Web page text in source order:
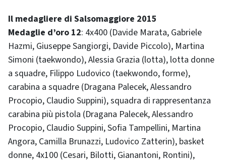
Il medagliere di Salsomaggiore 2015
Medaglie d’oro 12: 4x400 (Davide Marata, Gabriele
Hazmi, Giuseppe Sangiorgi, Davide Piccolo), Martina
Simoni (taekwondo), Alessia Grazia (lotta), lotta donne
a squadre, Filippo Ludovico (taekwondo, forme),
carabina a squadre (Dragana Palecek, Alessandro
Procopio, Claudio Suppini), squadra di rappresentanza
carabina più pistola (Dragana Palecek, Alessandro
Procopio, Claudio Suppini, Sofia Tampellini, Martina
Angora, Camilla Brunazzi, Ludovico Zatterin), basket
donne, 4x100 (Cesari, Bilotti, Gianantoni, Rontini),